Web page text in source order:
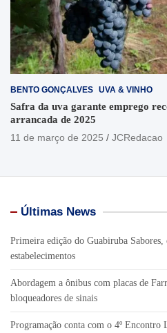
BENTO GONÇALVES UVA & VINHO
Safra da uva garante emprego
arrancada de 2025
11 de março de 2025
JCRedacao
Últimas News
Primeira edição do Guabiruba Sabores,
estabelecimentos
Abordagem a ônibus com placas de
bloqueadores de sinais
Programação conta com o 4º Encontro